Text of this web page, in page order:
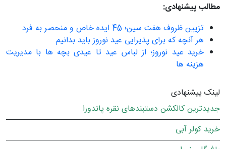
مطالب پیشنهادی:
تزیین ظروف هفت­ سین؛ 45 ایده خاص و منحصر به فرد
هر آنچه که برای پذیرایی عید نوروز باید بدانیم
خرید عید نوروز؛ از لباس عید تا عیدی بچه ها با مدیریت
هزینه ها
لینک پیشنهادی
جدیدترین کالکشن دستبندهای نقره پاندورا
خرید کولر آبی